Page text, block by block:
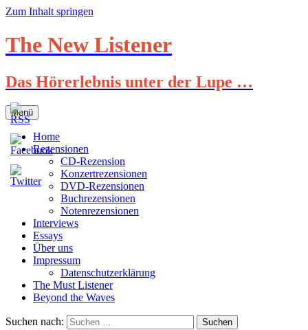
Zum Inhalt springen
The New Listener
Das Hörerlebnis unter der Lupe …
Menü
Home
Rezensionen
CD-Rezension
Konzertrezensionen
DVD-Rezensionen
Buchrezensionen
Notenrezensionen
Interviews
Essays
Über uns
Impressum
Datenschutzerklärung
The Must Listener
Beyond the Waves
Suchen nach: